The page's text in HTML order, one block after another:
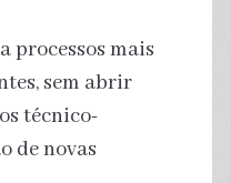
processos mais
sem abrir
técnico-
de novas